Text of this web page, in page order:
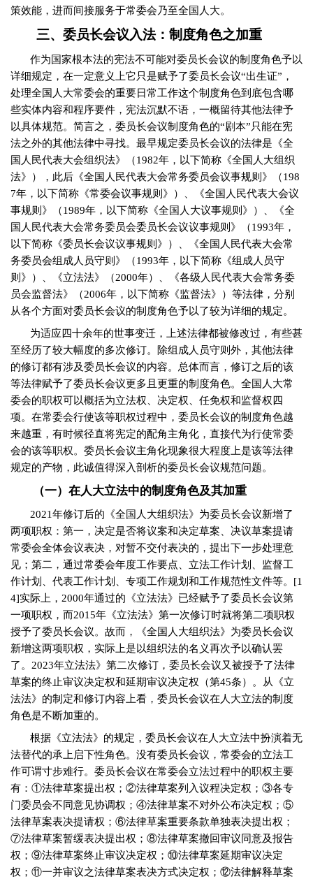
策效能，进而间接服务于常委会乃至全国人大。
三、委员长会议入法：制度角色之加重
作为国家根本法的宪法不可能对委员长会议的制度角色予以
详细规定，在一定意义上它只是赋予了委员长会议“出生证”，
处理全国人大常委会的重要日常工作这个制度角色到底包含哪
些实体内容和程序要件，宪法沉默不语，一概留待其他法律予
以具体规范。简言之，委员长会议制度角色的“剧本”只能在宪
法之外的其他法律中寻找。最早规定委员长会议的法律是《全
国人民代表大会组织法》（1982年，以下简称《全国人大组织
法》），此后《全国人民代表大会常务委员会议事规则》（198
7年，以下简称《常委会议事规则》）、《全国人民代表大会议
事规则》（1989年，以下简称《全国人大议事规则》）、《全
国人民代表大会常务委员会委员长会议议事规则》（1993年，
以下简称《委员长会议议事规则》）、《全国人民代表大会常
务委员会组成人员守则》（1993年，以下简称《组成人员守
则》）、《立法法》（2000年）、《各级人民代表大会常务委
员会监督法》（2006年，以下简称《监督法》）等法律，分别
从各个方面对委员长会议的制度角色予以了较为详细的规定。
为适应四十余年的世事变迁，上述法律都被修改过，有些甚
至经历了较大幅度的多次修订。除组成人员守则外，其他法律
的修订都有涉及委员长会议的内容。总体而言，修订之后的该
等法律赋予了委员长会议更多且更重的制度角色。全国人大常
委会的职权可以概括为立法权、决定权、任免权和监督权四
项。在常委会行使该等职权过程中，委员长会议的制度角色越
来越重，有时候径直将宪定的配角主角化，直接代为行使常委
会的该等职权。委员长会议主角化现象很大程度上是该等法律
规定的产物，此诚值得深入剖析的委员长会议规范问题。
（一）在人大立法中的制度角色及其加重
2021年修订后的《全国人大组织法》为委员长会议新增了
两项职权：第一，决定是否将议案和决定草案、决议草案提请
常委会全体会议表决，对暂不交付表决的，提出下一步处理意
见；第二，通过常委会年度工作要点、立法工作计划、监督工
作计划、代表工作计划、专项工作规划和工作规范性文件等。 [1
4]实际上， 2000年通过的《立法法》已经赋予了委员长会议第
一项职权，而2015年《立法法》第一次修订时就将第二项职权
授予了委员长会议。故而，《全国人大组织法》为委员长会议
新增这两项职权，实际上是以组织法的名义再次予以确认罢
了。 2023年立法法》第二次修订，委员长会议又被授予了法律
草案的终止审议决定权和延期审议决定权（第45条）。从《立
法法》的制定和修订内容上看，委员长会议在人大立法的制度
角色是不断加重的。
根据《立法法》的规定，委员长会议在人大立法中扮演着无
法替代的承上启下性角色。没有委员长会议，常委会的立法工
作可谓寸步难行。委员长会议在常委会立法过程中的职权主要
有：①法律草案提出权；②法律草案列入议程决定权；③各专
门委员会不同意见协调权；④法律草案不对外公布决定权；⑤
法律草案表决提请权；⑥法律草案重要条款单独表决提出权；
⑦法律草案暂缓表决提出权；⑧法律草案撤回审议同意及报告
权；⑨法律草案终止审议决定权；⑩法律草案延期审议决定
权； ⑪一并审议之法律草案表决方式决定权； ⑫法律解释草案